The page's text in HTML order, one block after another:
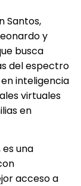
Santos,
y
busca
del espectro
inteligencia
virtuales
en
es una
acceso a